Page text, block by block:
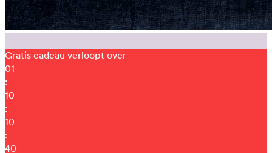
Gratis cadeau verloopt over
01
:
10
:
10
:
34